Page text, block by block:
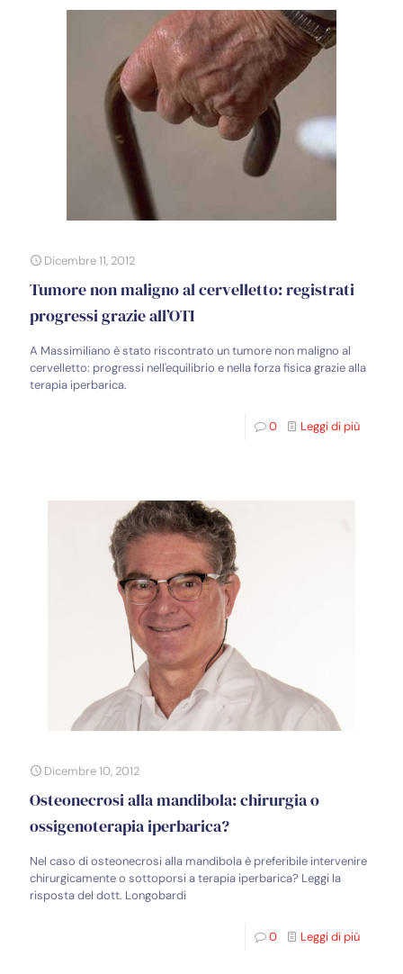
Dicembre 11, 2012
Tumore non maligno al cervelletto: registrati
progressi grazie all’OTI
A Massimiliano è stato riscontrato un tumore non maligno al
cervelletto: progressi nell'equilibrio e nella forza fisica grazie alla
terapia iperbarica.
0 Leggi di più
Dicembre 10, 2012
Osteonecrosi alla mandibola: chirurgia o
ossigenoterapia iperbarica?
Nel caso di osteonecrosi alla mandibola è preferibile intervenire
chirurgicamente o sottoporsi a terapia iperbarica? Leggi la
risposta del dott. Longobardi
0 Leggi di più